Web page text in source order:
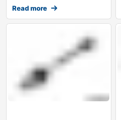
Read more